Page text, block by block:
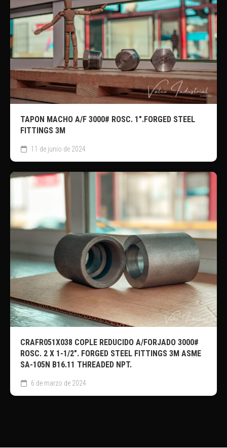
TAPON MACHO A/F 3000# ROSC. 1″.FORGED STEEL
FITTINGS 3M
11 de junio de 2024
CRAFR051X038 COPLE REDUCIDO A/FORJADO 3000#
ROSC. 2 X 1-1/2″. FORGED STEEL FITTINGS 3M ASME
SA-105N B16.11 THREADED NPT.
6 de marzo de 2024